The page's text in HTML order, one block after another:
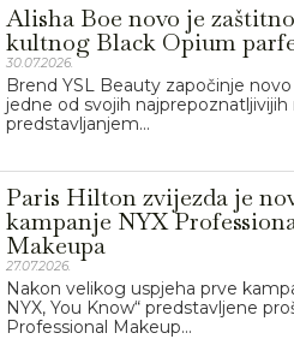
Alisha Boe novo je
kultnog Black Opium
30.07.2026.
Brend YSL Beauty započinje
jedne od svojih najprepoznatljivijih
predstavljanjem...
Paris Hilton zvijezda je
kampanje NYX
Makeupa
27.07.2026.
Nakon velikog uspjeha prve
NYX, You Know“ predstavljene
Professional Makeup...